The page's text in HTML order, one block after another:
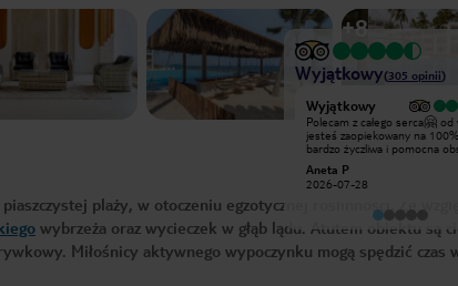
+8
Wyjątkowy(305 opinii)
Wyjątkowy
Bardzo wysoko ocenia ten hotel i
niedociągnięciach nie warto pisać.
Ale prawdziwa siła tego hotelu to
ludzie. Zawsz uśmiechnięci, pomocni
– po prostu rewelacja. Starałem się
zapamiętywać ich imiona wymienię
Wyjątkowy
Polecam z całego serca🤗 od
jesteś zaopiekowany na 100%,
bardzo życzliwa i pomocna
sprzątających. Pokoje mega
codziennie sprzątane.
Aneta P
2026-07-28
plaży, w otoczeniu egzotycznej roślinności. Ze
wybrzeża oraz wycieczek w głąb lądu. Atutem obiektu są
Miłośnicy aktywnego wypoczynku mogą spędzić czas